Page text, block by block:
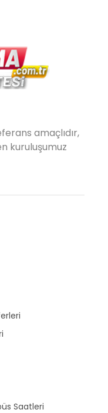
amaçlıdır,
kuruluşumuz
Saatleri